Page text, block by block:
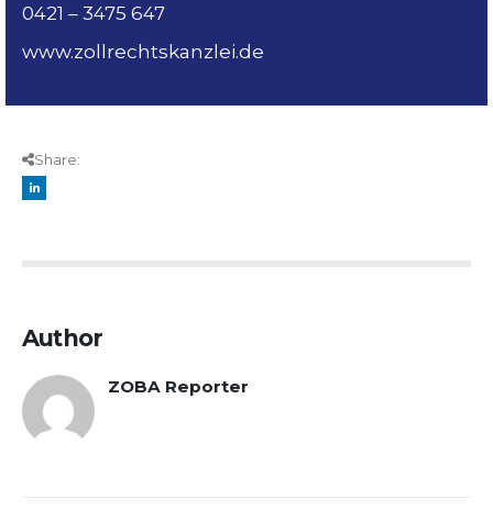
0421 – 3475 647
www.zollrechtskanzlei.de
Share:
Author
ZOBA Reporter